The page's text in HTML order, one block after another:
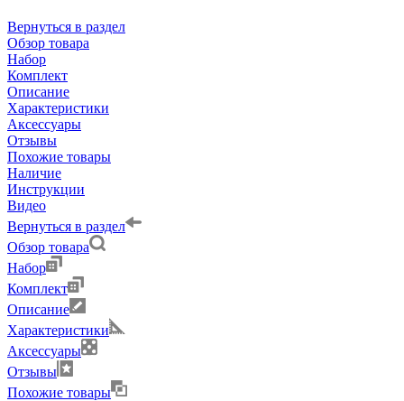
Вернуться в раздел
Обзор товара
Набор
Комплект
Описание
Характеристики
Аксессуары
Отзывы
Похожие товары
Наличие
Инструкции
Видео
Вернуться в раздел
Обзор товара
Набор
Комплект
Описание
Характеристики
Аксессуары
Отзывы
Похожие товары